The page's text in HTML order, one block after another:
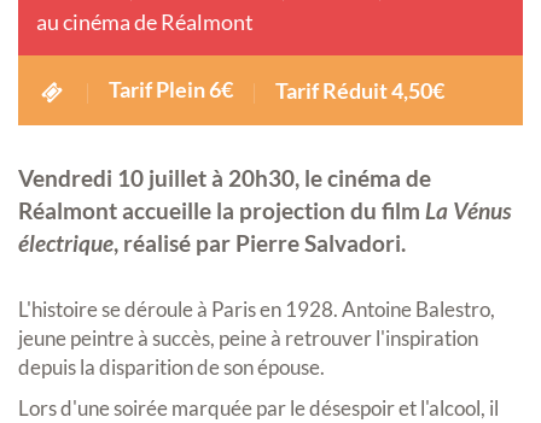
au cinéma de Réalmont
Tarif Plein 6€ Tarif Réduit 4,50€
Vendredi 10 juillet à 20h30, le cinéma de
Réalmont accueille la projection du film La Vénus
électrique, réalisé par Pierre Salvadori.
L'histoire se déroule à Paris en 1928. Antoine Balestro,
jeune peintre à succès, peine à retrouver l'inspiration
depuis la disparition de son épouse.
Lors d'une soirée marquée par le désespoir et l'alcool, il